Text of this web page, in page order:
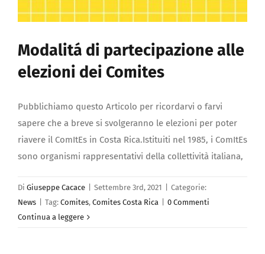
Modalitá di partecipazione alle
elezioni dei Comites
Pubblichiamo questo Articolo per ricordarvi o farvi
sapere che a breve si svolgeranno le elezioni per poter
riavere il ComItEs in Costa Rica.Istituiti nel 1985, i ComItEs
sono organismi rappresentativi della collettività italiana,
Di Giuseppe Cacace Settembre 3rd, 2021
Categorie:
News
Tag: Comites, Comites Costa Rica
0 Commenti
Continua a leggere